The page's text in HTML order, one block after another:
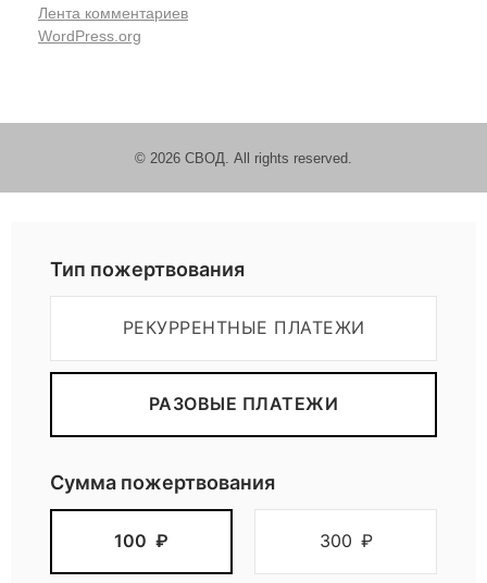
Лента комментариев
WordPress.org
© 2026 СВОД. All rights reserved.
Тип пожертвования
РЕКУРРЕНТНЫЕ ПЛАТЕЖИ
РАЗОВЫЕ ПЛАТЕЖИ
Сумма пожертвования
100 ₽ 300 ₽